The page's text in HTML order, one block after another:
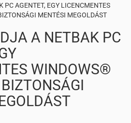
PC AGENTET, EGY LICENCMENTES
MENTÉSI MEGOLDÁST
A NETBAK PC
WINDOWS®